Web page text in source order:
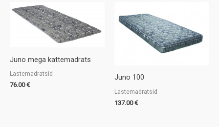
Juno mega kattemadrats
Lastemadratsid
76.00€
Juno 100
Lastemadratsid
137.00€